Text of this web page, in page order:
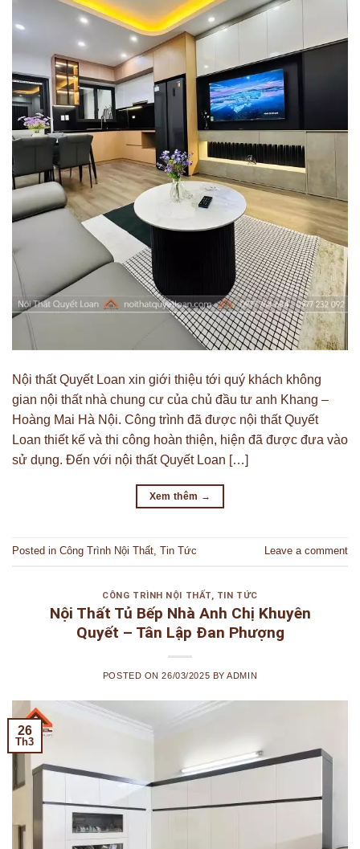
Nội thất Quyết Loan xin giới thiệu tới quý khách không
gian nội thất nhà chung cư của chủ đầu tư anh Khang –
Hoàng Mai Hà Nội. Công trình đã được nội thất Quyết
Loan thiết kế và thi công hoàn thiện, hiện đã được đưa vào
sử dụng. Đến với nội thất Quyết Loan […]
Xem thêm →
Posted in Công Trình Nội Thất Tin Tức Leave a comment
CÔNG TRÌNH NỘI THẤT, TIN TỨC
Nội Thất Tủ Bếp Nhà Anh Chị Khuyên
Quyết – Tân Lập Đan Phượng
POSTED ON26/03/2025 BYADMIN
26
Th3